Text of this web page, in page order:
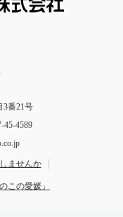
3番21号
45-4589
ませんか
この愛媛」